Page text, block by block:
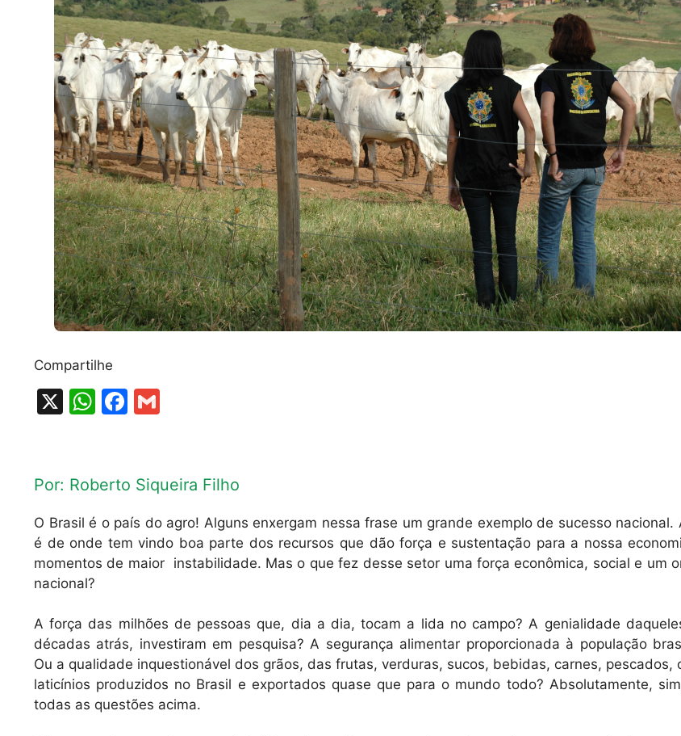
Compartilhe
X
W
s
p
p
F
e
o
o
l
Por: Roberto Siqueira Filho
O Brasil é o país do agro! Alguns enxergam nessa frase um grande exemplo de sucesso nacional.
é de onde tem vindo boa parte dos recursos que dão força e sustentação para a nossa
momentos de maior instabilidade. Mas o que fez desse setor uma força econômica, social e um
nacional?
A força das milhões de pessoas que, dia a dia, tocam a lida no campo? A genialidade
décadas atrás, investiram em pesquisa? A segurança alimentar proporcionada à população
Ou a qualidade inquestionável dos grãos, das frutas, verduras, sucos, bebidas, carnes, pescados,
laticínios produzidos no Brasil e exportados quase que para o mundo todo? Absolutamente,
todas as questões acima.